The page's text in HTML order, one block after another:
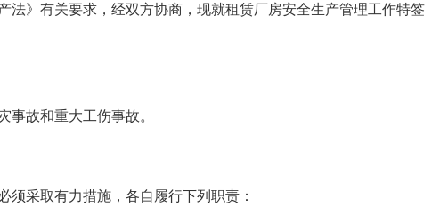
法》有关要求，经双方协商，现就租赁厂房安全生产管理工作特签
事故和重大工伤事故。
须采取有力措施，各自履行下列职责：